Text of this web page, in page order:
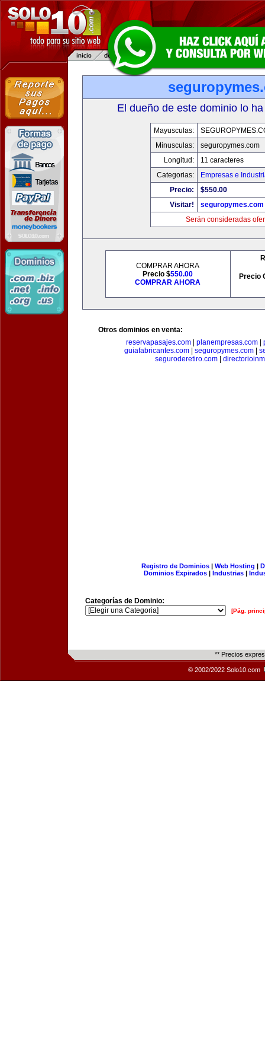
El dueño de este dominio lo
Mayusculas:
Minusculas:
seguropymes.com
Longitud:
11 caracteres
Categorias:
Empresas e
Precio:
$550.00
Visitar!
seguropymes.com
Serán consideradas
COMPRAR AHORA
Precio $550.00
COMPRAR AHORA
Precio
Otros dominios en venta:
reservapasajes.com
planempresas.com
guiafabricantes.com| seguropymes.com|
seguroderetiro.com|
Registro de Dominios| Web Hosting |
Dominios Expirados | Industrias |
Categorías de Dominio:
[Pág.
** Precios
© 2002/2022 Solo10.com